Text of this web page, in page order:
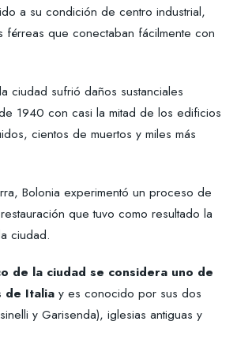
a su condición de centro industrial,
férreas que conectaban fácilmente con
ciudad sufrió daños sustanciales
1940 con casi la mitad de los edificios
cientos de muertos y miles más
Bolonia experimentó un proceso de
que tuvo como resultado la
ciudad.
de la ciudad se considera uno de
de Italia y es conocido por sus dos
y Garisenda), iglesias antiguas y